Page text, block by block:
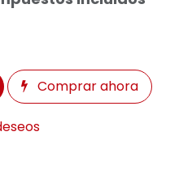
Comprar ahora